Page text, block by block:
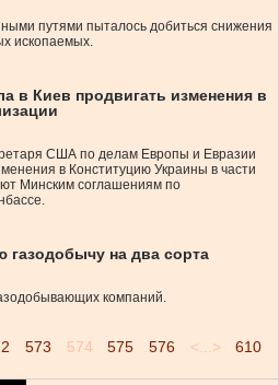
путями пыталось добиться снижения
ископаемых.
в Киев продвигать изменения в
США по делам Европы и Евразии
в Конституцию Украины в части
Минским соглашениям по
газодобычу на два сорта
компаний.
573 574 575 576 <...>
610